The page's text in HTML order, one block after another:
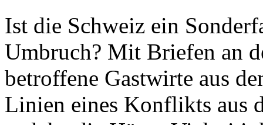
Ist die Schweiz ein
Umbruch? Mit Briefen an
betroffene Gastwirte aus
Linien eines Konflikts aus